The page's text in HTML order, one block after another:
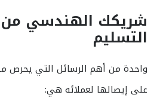
شريكك الهندسي من
التسليم
واحدة من أهم الرسائل التي يحرص
على إيصالها لعملائه هي: